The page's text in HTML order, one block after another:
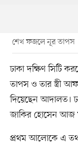
শেখ ফজলে নূর তাপস
ঢাকা দক্ষিণ সিটি
তাপস ও তার স্ত্রী
দিয়েছেন আদালত।
জাকির হোসেন আজ
প্রথম আলোকে এ